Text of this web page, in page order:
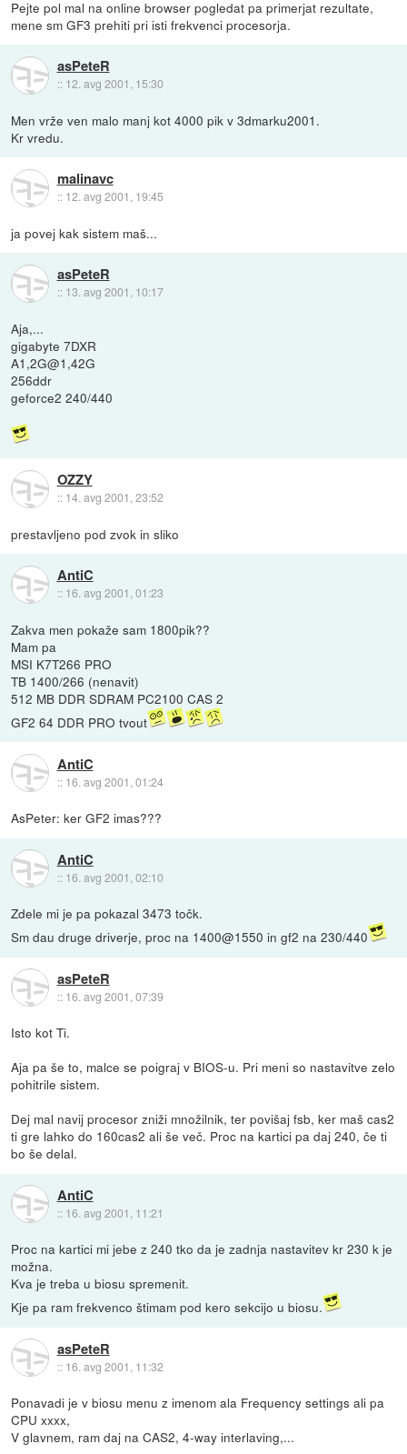
Pejte pol mal na online browser pogledat pa primerjat rezultate,
mene sm GF3 prehiti pri isti frekvenci procesorja.
asPeteR
:: 12. avg 2001, 15:30
Men vrže ven malo manj kot 4000 pik v 3dmarku2001.
Kr vredu.
malinavc
:: 12. avg 2001, 19:45
ja povej kak sistem maš...
asPeteR
:: 13. avg 2001, 10:17
Aja,...
gigabyte 7DXR
A1,2G@1,42G
256ddr
geforce2 240/440
OZZY
:: 14. avg 2001, 23:52
prestavljeno pod zvok in sliko
AntiC
:: 16. avg 2001, 01:23
Zakva men pokaže sam 1800pik??
Mam pa
MSI K7T266 PRO
TB 1400/266 (nenavit)
512 MB DDR SDRAM PC2100 CAS 2
GF2 64 DDR PRO tvout
AntiC
:: 16. avg 2001, 01:24
AsPeter: ker GF2 imas???
AntiC
:: 16. avg 2001, 02:10
Zdele mi je pa pokazal 3473 točk.
Sm dau druge driverje, proc na 1400@1550 in gf2 na 230/440
asPeteR
:: 16. avg 2001, 07:39
Isto kot Ti.
Aja pa še to, malce se poigraj v BIOS-u. Pri meni so nastavitve zelo
pohitrile sistem.
Dej mal navij procesor zniži množilnik, ter povišaj fsb, ker maš cas2
ti gre lahko do 160cas2 ali še več. Proc na kartici pa daj 240, če ti
bo še delal.
AntiC
:: 16. avg 2001, 11:21
Proc na kartici mi jebe z 240 tko da je zadnja nastavitev kr 230 k je
možna.
Kva je treba u biosu spremenit.
Kje pa ram frekvenco štimam pod kero sekcijo u biosu.
asPeteR
:: 16. avg 2001, 11:32
Ponavadi je v biosu menu z imenom ala Frequency settings ali pa
CPU xxxx,
V glavnem, ram daj na CAS2, 4-way interlaving,...